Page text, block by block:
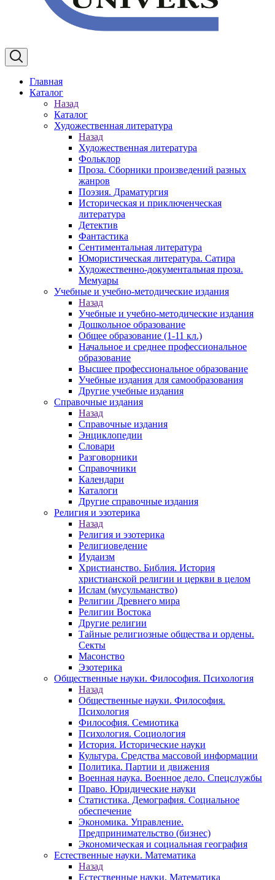
Главная
Каталог
Назад
Каталог
Художественная литература
Назад
Художественная литература
Фольклор
Проза. Сборники произведений разных
жанров
Поэзия. Драматургия
Историческая и приключенческая
литература
Детектив
Фантастика
Сентиментальная литература
Юмористическая литература. Сатира
Художественно-документальная проза.
Мемуары
Учебные и учебно-методические издания
Назад
Учебные и учебно-методические издания
Дошкольное образование
Общее образование (1-11 кл.)
Начальное и среднее профессиональное
образование
Высшее профессиональное образование
Учебные издания для самообразования
Другие учебные издания
Справочные издания
Назад
Справочные издания
Энциклопедии
Словари
Разговорники
Справочники
Календари
Каталоги
Другие справочные издания
Религия и эзотерика
Назад
Религия и эзотерика
Религиоведение
Иудаизм
Христианство. Библия. История
христианской религии и церкви в целом
Ислам (мусульманство)
Религии Древнего мира
Религии Востока
Другие религии
Тайные религиозные общества и ордены.
Секты
Масонство
Эзотерика
Общественные науки. Философия. Психология
Назад
Общественные науки. Философия.
Психология
Философия. Семиотика
Психология. Социология
История. Исторические науки
Культура. Средства массовой информации
Политика. Партии и движения
Военная наука. Военное дело. Спецслужбы
Право. Юридические науки
Статистика. Демография. Социальное
обеспечение
Экономика. Управление.
Предпринимательство (бизнес)
Экономическая и социальная география
Естественные науки. Математика
Назад
Естественные науки. Математика